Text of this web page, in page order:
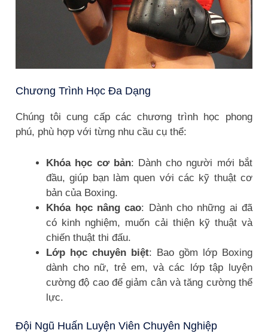
Chương Trình Học Đa Dạng
Chúng tôi cung cấp các chương trình học phong
phú, phù hợp với từng nhu cầu cụ thể:
Khóa học cơ bản: Dành cho người mới bắt
đầu, giúp bạn làm quen với các kỹ thuật cơ
bản của Boxing.
Khóa học nâng cao: Dành cho những ai đã
có kinh nghiệm, muốn cải thiện kỹ thuật và
chiến thuật thi đấu.
Lớp học chuyên biệt: Bao gồm lớp Boxing
dành cho nữ, trẻ em, và các lớp tập luyện
cường độ cao để giảm cân và tăng cường thể
lực.
Đội Ngũ Huấn Luyện Viên Chuyên Nghiệp